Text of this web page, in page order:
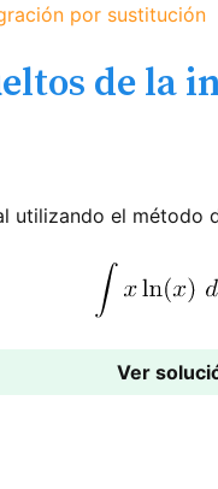
por sustitución
de la
utilizando el método
Ver